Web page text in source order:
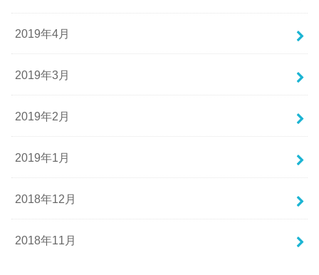
2019年4月
2019年3月
2019年2月
2019年1月
2018年12月
2018年11月